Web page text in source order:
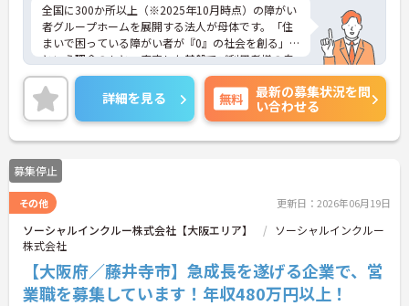
全国に300か所以上（※2025年10月時点）の障がい
者グループホームを展開する法人が母体です。「住
まいで困っている障がい者が『0』の社会を創る」
という理念のもと、安定した基盤でご利用者様の自
立を支援しています。週1日からの勤務が可能で、W
ワークや扶養内での勤務も歓迎しており、ご自身の
ペースで働けます。20代から60代まで幅広い世代が
活躍中で、未経験や無資格の方でも安心してスター
トできるよう、先輩スタッフが丁寧にサポートしま
す。昇給の機会は年2回あり、頑張りが評価される環
境です。正社員登用制度や産休・育休制度も整って
いるため、ライフステージに合わせて長く働き続け
られます。介護に挑戦したい方や、空いた時間を有
効活用したい方におすすめです。ご興味のある方は
詳細等をお伝えしますので、お気軽にお問い合わせ
ください。
詳細を見る 無料
最新の募集状況を問
い合わせる
募集停止
その他 更新日：2026年06月19日
ソーシャルインクルー株式会社【大阪エリア】
ソーシャルインクルー
株式会社
【大阪府／藤井寺市】急成長を遂げる企業で、営
業職を募集しています！年収480万円以上！